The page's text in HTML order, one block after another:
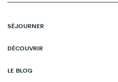
SÉJOURNER
DÉCOUVRIR
LE BLOG